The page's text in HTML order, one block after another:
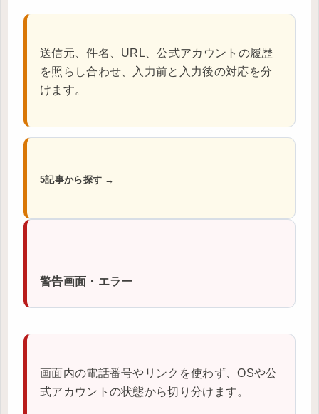
送信元、件名、URL、公式アカウントの履歴
を照らし合わせ、入力前と入力後の対応を分
けます。
5記事から探す →
警告画面・エラー
画面内の電話番号やリンクを使わず、OSや公
式アカウントの状態から切り分けます。